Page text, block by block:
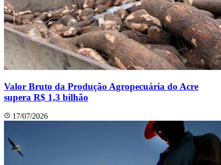
Valor Bruto da Produção Agropecuária do Acre
supera R$ 1,3 bilhão
17/07/2026